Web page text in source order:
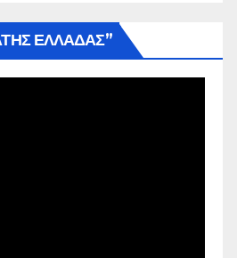
ΕΛΛΑΔΑΣ”